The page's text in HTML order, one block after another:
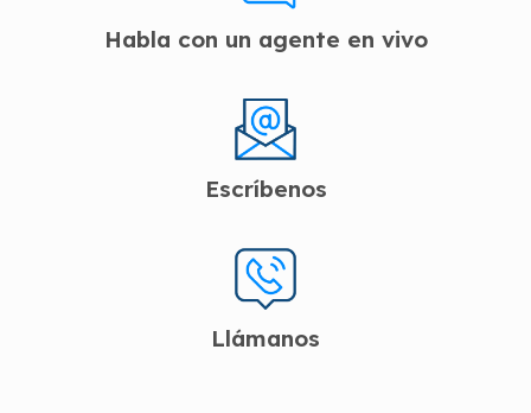
Habla con un agente en vivo
Escríbenos
Llámanos